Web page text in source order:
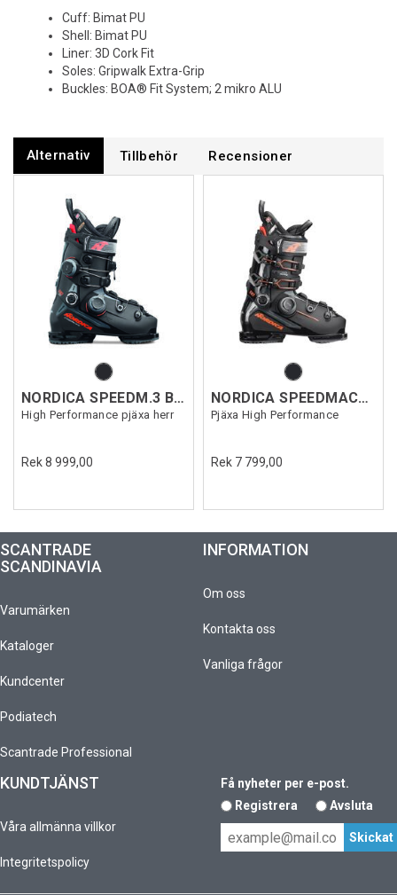
Cuff: Bimat PU
Shell: Bimat PU
Liner: 3D Cork Fit
Soles: Gripwalk Extra-Grip
Buckles: BOA® Fit System; 2 mikro ALU
Alternativ Tillbehör Recensioner
NORDICA SPEEDM.3 BOA DD 130 GW
High Performance pjäxa herr
Rek 8 999,00
NORDICA SPEEDMACH.3 BOA 130 GW
Pjäxa High Performance
Rek 7 799,00
SCANTRADE
SCANDINAVIA
Varumärken
Kataloger
Kundcenter
Podiatech
Scantrade Professional
INFORMATION
Om oss
Kontakta oss
Vanliga frågor
KUNDTJÄNST
Våra allmänna villkor
Integritetspolicy
Få nyheter per e-post.
Registrera
Avsluta